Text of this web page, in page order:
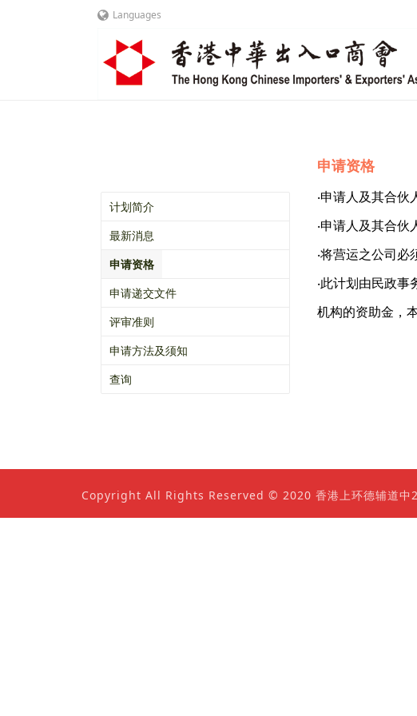
Languages
计划简介
最新消息
申请资格
申请递交文件
评审准则
申请方法及须知
查询
申请资格
‧申请人及其合
‧申请人及其合
‧将营运之公司必
‧此计划由民政
机构的资助金，
Copyright All Rights Reserved © 2020 香港上环德辅道中